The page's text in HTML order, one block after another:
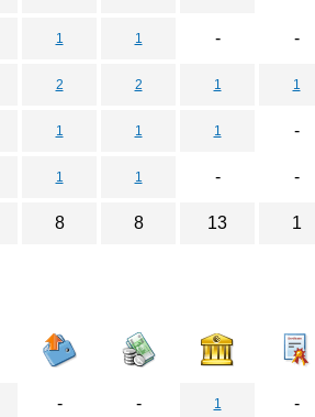
1 1 - -
2 2 1 1
1 1 1 -
1 1 - -
8 8 13 1
- - 1 -